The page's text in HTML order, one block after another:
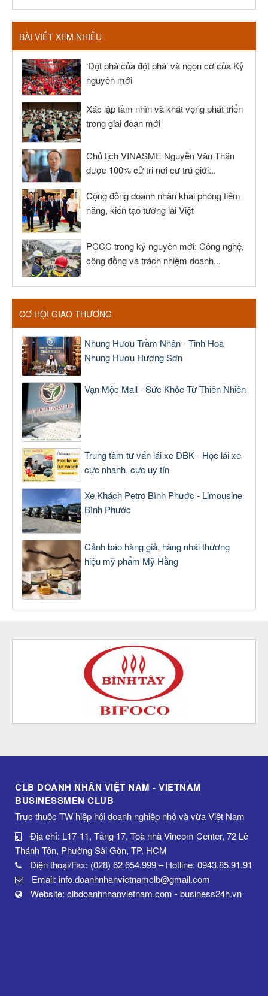
BÀI VIẾT XEM NHIỀU
‘Đột phá của đột phá’ và ngọn cờ của Kỷ
nguyên mới
Xác lập tầm nhìn và khát vọng phát triển
trong giai đoạn mới
Chủ tịch VINASME Nguyễn Văn Thân
được 100% cử tri nơi cư trú giới...
Cộng đồng doanh nhân khai phóng tiềm
năng, kiến tạo tương lai Việt
PCCC trong kỷ nguyên mới: Công nghệ,
cộng đồng và trách nhiệm doanh...
CƠ HỘI GIAO THƯƠNG
Nhung Hươu Trầm Nhân - Tinh Hoa
Nhung Hươu Hương Sơn
Vạn Mộc Mall - Sức Khỏe Từ Thiên Nhiên
Trung tâm tư vấn lái xe DBK - Học lái xe
cực nhanh, cực uy tín
Xe Khách Petro Bình Phước - Limousine
Bình Phước
Cảnh báo hàng giả, hàng nhái thương
hiệu mỹ phẩm Mỹ Hằng
CLB DOANH NHÂN VIỆT NAM - VIETNAM
BUSINESSMEN CLUB
Trực thuộc TW hiệp hội doanh nghiệp nhỏ và vừa Việt Nam
Địa chỉ: L17-11, Tầng 17, Toà nhà Vincom Center, 72 Lê
Thánh Tôn, Phường Sài Gòn, TP. HCM
Điện thoại/Fax: (028) 62.654.999 – Hotline: 0943.85.91.91
Email: info.doanhnhanvietnamclb@gmail.com
Website: clbdoanhnhanvietnam.com - business24h.vn